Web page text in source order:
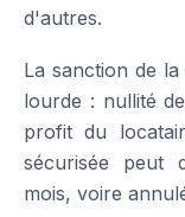
d'autres.
La sanction de
lourde : nullité
profit du
sécurisée peut
mois, voire